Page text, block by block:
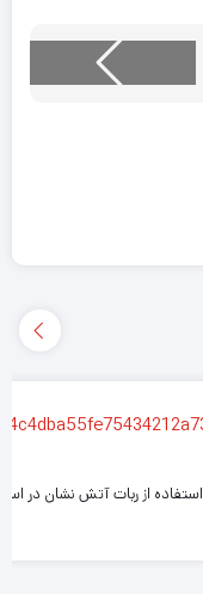
استفاده از ربات آتش نشان در